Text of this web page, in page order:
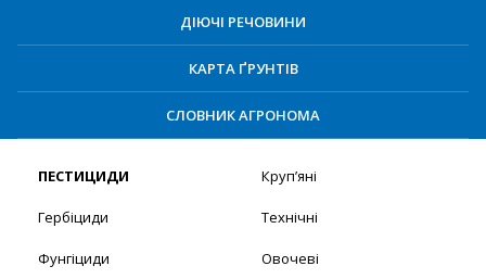
ДІЮЧІ РЕЧОВИНИ
КАРТА ҐРУНТІВ
СЛОВНИК АГРОНОМА
ПЕСТИЦИДИ
Гербіциди
Фунгіциди
Круп’яні
Технічні
Овочеві